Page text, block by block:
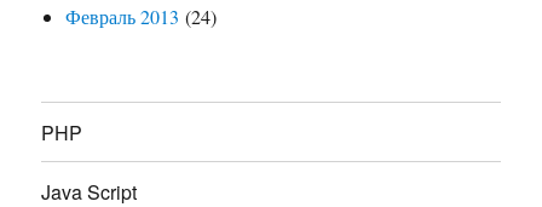
Февраль 2013 (24)
PHP
Java Script